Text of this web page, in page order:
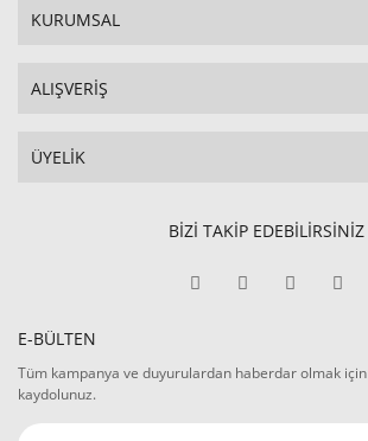
KURUMSAL
ALIŞVERİŞ
ÜYELİK
BİZİ TAKİP EDEBİLİRSİNİZ
E-BÜLTEN
Tüm kampanya ve duyurulardan haberdar olmak
kaydolunuz.